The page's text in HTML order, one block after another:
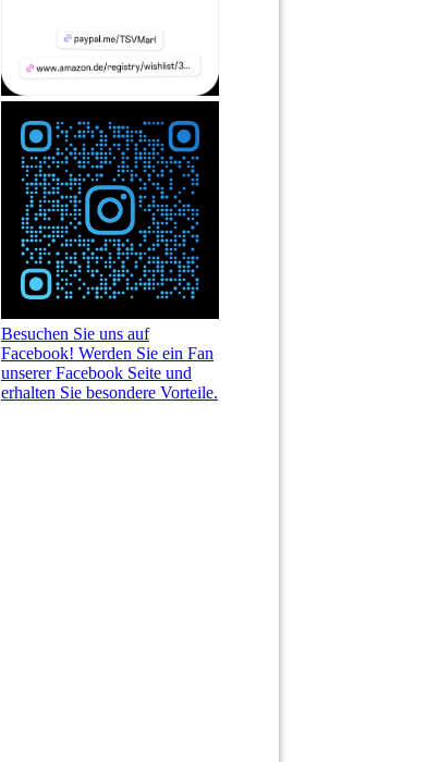
Besuchen Sie uns auf
Facebook! Werden Sie ein Fan
unserer Facebook Seite und
erhalten Sie besondere Vorteile.